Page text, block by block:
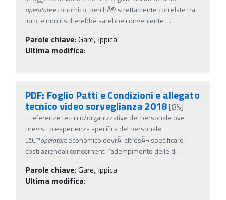
operatoreeconomico, perchÃ© strettamente correlate tra
loro, e non risulterebbe sarebbe conveniente …
Parole chiave: Gare, Ippica
Ultima modifica:
PDF: Foglio Patti e Condizioni e allegato
tecnico video sorveglianza 2018[8%]
… eferenze tecnico/organizzative del personale ove
previsti o esperienza specifica del personale.
Lâ€™operatoreeconomico dovrÃ altresÃ¬ specificare i
costi aziendali concernenti l'adempimento delle di …
Parole chiave: Gare, Ippica
Ultima modifica: